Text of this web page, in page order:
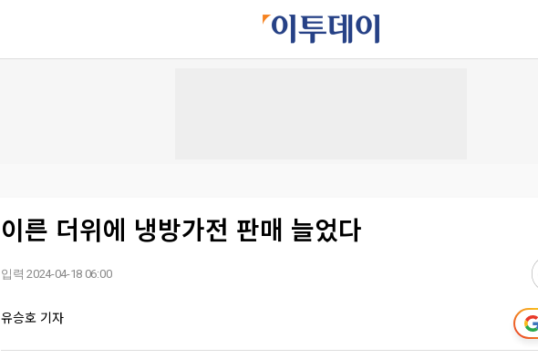
이른 더위에 냉방가전 판매 늘었다
입력 2024-04-18 06:00
유승호 기자